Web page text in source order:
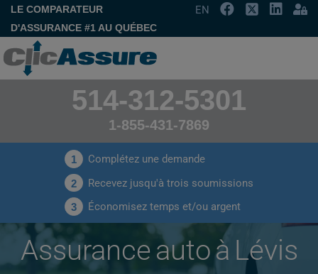
LE COMPARATEUR
D'ASSURANCE #1 AU QUÉBEC
EN
514-312-5301
1-855-431-7869
1 Complétez une demande
2 Recevez jusqu'à trois soumissions
3 Économisez temps et/ou argent
Assurance auto à Lévis